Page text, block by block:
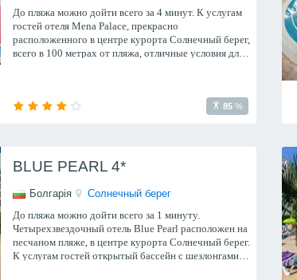
До пляжа можно дойти всего за 4 минут. К услугам
гостей отеля Mena Palace, прекрасно
расположенного в центре курорта Солнечный берег,
всего в 100 метрах от пляжа, отличные условия для
85 %
BLUE PEARL 4*
Болгарія
Солнечный берег
До пляжа можно дойти всего за 1 минуту.
Четырехзвездочный отель Blue Pearl расположен на
песчаном пляже, в центре курорта Солнечный берег.
К услугам гостей открытый бассейн с шезлонгами и